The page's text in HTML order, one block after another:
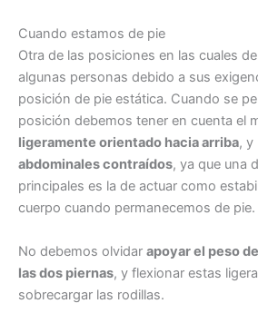
Cuando estamos de pie
Otra de las posiciones en las cuales
algunas personas debido a sus
posición de pie estática. Cuando se
posición debemos tener en cuenta el
ligeramente orientado hacia arriba, y
abdominales contraídos, ya que una
principales es la de actuar como
cuerpo cuando permanecemos de pie.
No debemos olvidar apoyar el peso
las dos piernas, y flexionar estas
sobrecargar las rodillas.